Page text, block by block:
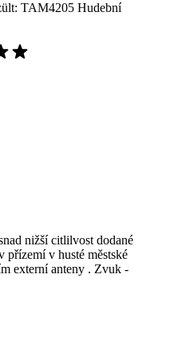
TAM4205 Hudební
nižší citlilvost dodané
přízemí v husté městské
externí anteny . Zvuk -